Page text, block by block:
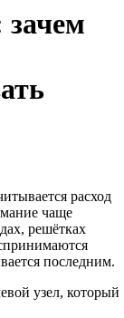
расход
чаще
решётках
последним.
узел, который